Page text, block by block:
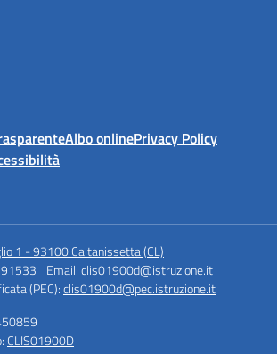
Albo onlinePrivacy Policy
1 - 93100 Caltanissetta (CL)
Email:clis01900d@istruzione.it
(PEC):clis01900d@pec.istruzione.it
CLIS01900D